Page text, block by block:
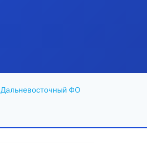
Дальневосточный ФО